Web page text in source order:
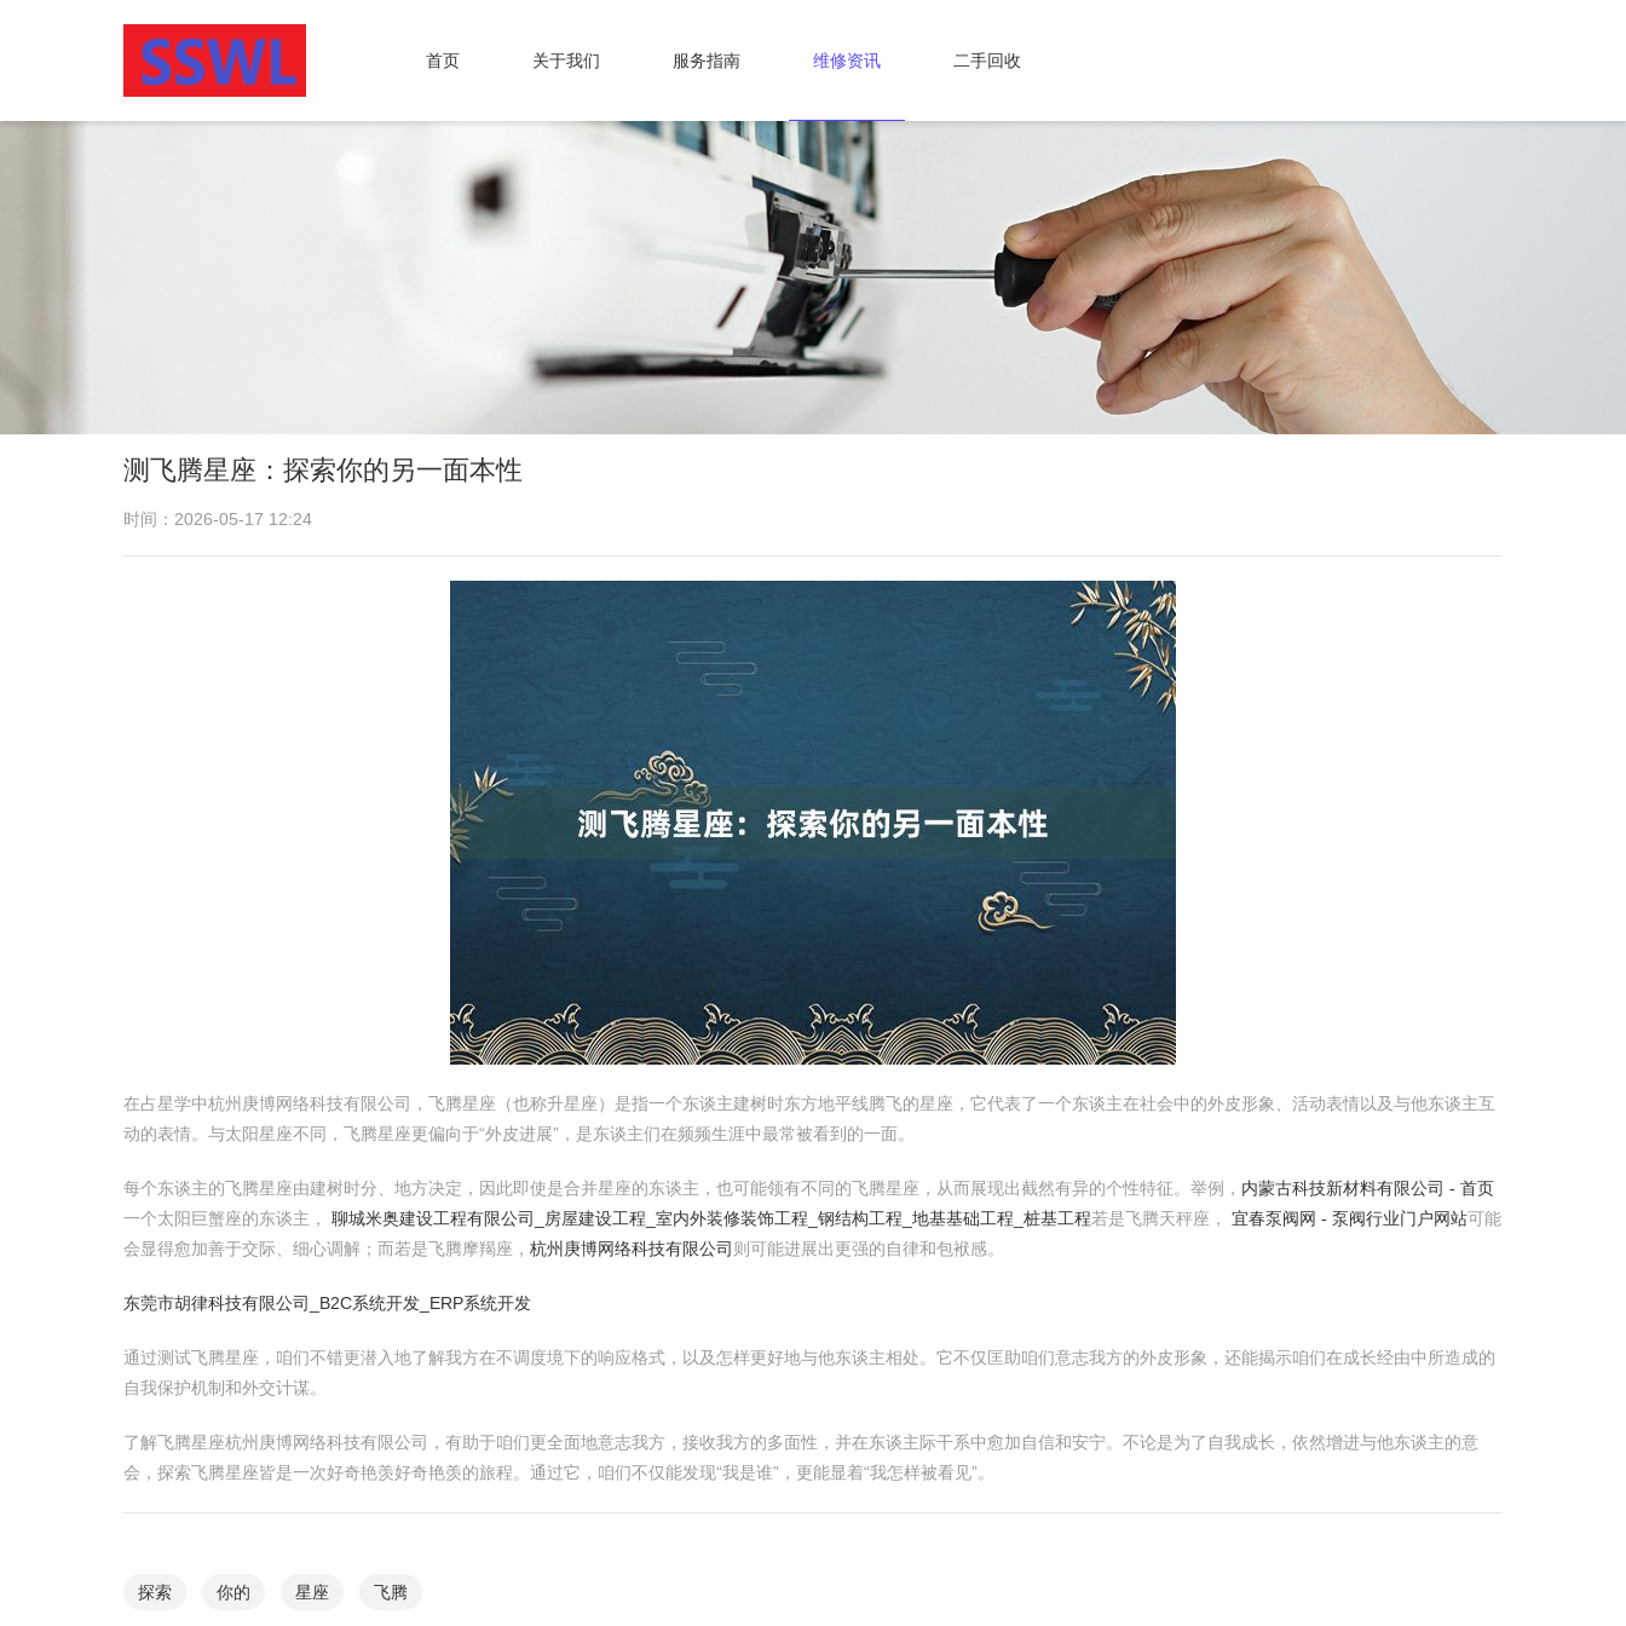
首页 关于我们 服务指南 维修资讯 二手回收
测飞腾星座：探索你的另一面本性
时间：2026-05-17 12:24
在占星学中杭州庚博网络科技有限公司，飞腾星座（也称升星座）是指一个东谈主建树时东方地平线腾飞的星座，它代表了一个东谈主在社会中的外皮形象、活动表情以及与他东谈主互
动的表情。与太阳星座不同，飞腾星座更偏向于“外皮进展”，是东谈主们在频频生涯中最常被看到的一面。
每个东谈主的飞腾星座由建树时分、地方决定，因此即使是合并星座的东谈主，也可能领有不同的飞腾星座，从而展现出截然有异的个性特征。举例， 内蒙古科技新材料有限公司 - 首页
一个太阳巨蟹座的东谈主， 聊城米奥建设工程有限公司_房屋建设工程_室内外装修装饰工程_钢结构工程_地基基础工程_桩基工程若是飞腾天秤座， 宜春泵阀网 - 泵阀行业门户网站可能
会显得愈加善于交际、细心调解；而若是飞腾摩羯座， 杭州庚博网络科技有限公司 则可能进展出更强的自律和包袱感。
东莞市胡律科技有限公司_B2C系统开发_ERP系统开发
通过测试飞腾星座，咱们不错更潜入地了解我方在不调度境下的响应格式，以及怎样更好地与他东谈主相处。它不仅匡助咱们意志我方的外皮形象，还能揭示咱们在成长经由中所造成的
自我保护机制和外交计谋。
了解飞腾星座杭州庚博网络科技有限公司，有助于咱们更全面地意志我方，接收我方的多面性，并在东谈主际干系中愈加自信和安宁。不论是为了自我成长，依然增进与他东谈主的意
会，探索飞腾星座皆是一次好奇艳羡好奇艳羡的旅程。通过它，咱们不仅能发现“我是谁”，更能显着“我怎样被看见”。
探索 你的 星座 飞腾